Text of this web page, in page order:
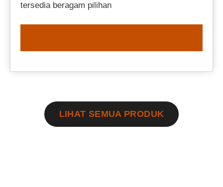
tersedia beragam pilihan
LIHAT SEMUA PRODUK